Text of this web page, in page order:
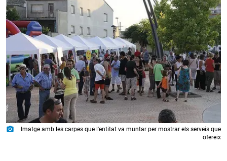
photo_camera
Imatge amb les carpes que l'entitat va muntar per mostrar els serveis que
ofereix